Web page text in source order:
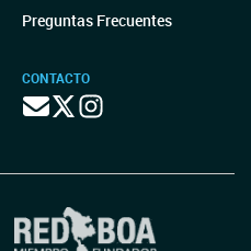
Preguntas Frecuentes
CONTACTO